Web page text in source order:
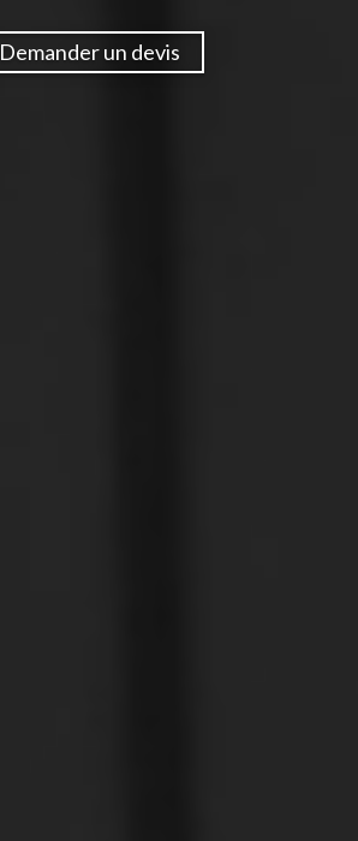
Demander un devis